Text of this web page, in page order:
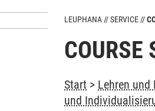
LEUPHANA SERVICE
COURSE
Start > Lehren und
und